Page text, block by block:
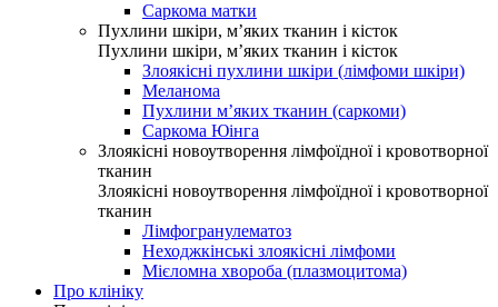
Саркома матки
Пухлини шкіри, м’яких тканин і кісток
Пухлини шкіри, м’яких тканин і кісток
Злоякісні пухлини шкіри (лімфоми шкіри)
Меланома
Пухлини м’яких тканин (саркоми)
Саркома Юінга
Злоякісні новоутворення лімфоїдної і кровотворної
тканин
Злоякісні новоутворення лімфоїдної і кровотворної
тканин
Лімфогранулематоз
Неходжкінські злоякісні лімфоми
Мієломна хвороба (плазмоцитома)
Про клініку